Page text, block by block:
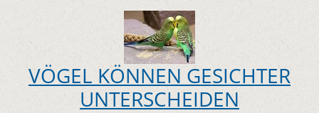
VÖGEL KÖNNEN GESICHTER
UNTERSCHEIDEN